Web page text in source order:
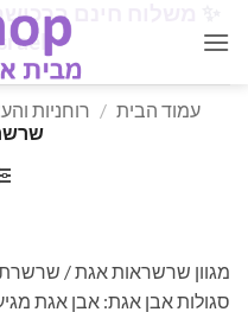
עמוד הבית / רוחניות
מגוון שרשראות אגת /
סגולות אבן אגת: אבן אגת